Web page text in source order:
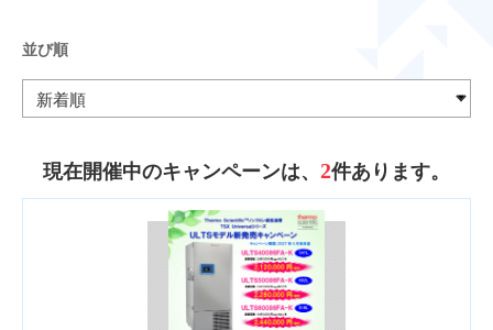
並び順
現在開催中のキャンペーンは、 2件あります。